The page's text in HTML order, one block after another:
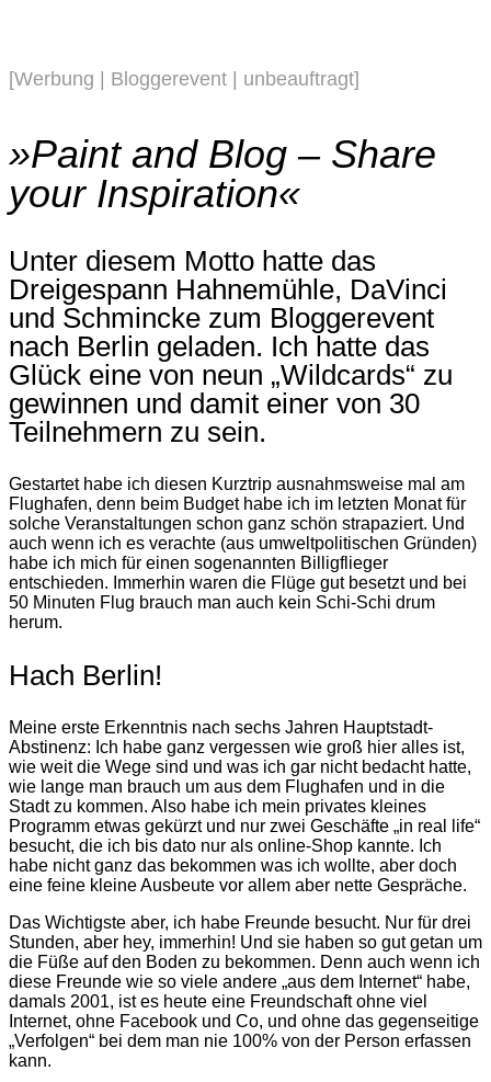
[Werbung | Bloggerevent | unbeauftragt]
»Paint and Blog – Share
your Inspiration«
Unter diesem Motto hatte das
Dreigespann Hahnemühle, DaVinci
und Schmincke zum Bloggerevent
nach Berlin geladen. Ich hatte das
Glück eine von neun „Wildcards“ zu
gewinnen und damit einer von 30
Teilnehmern zu sein.
Gestartet habe ich diesen Kurztrip ausnahmsweise mal am
Flughafen, denn beim Budget habe ich im letzten Monat für
solche Veranstaltungen schon ganz schön strapaziert. Und
auch wenn ich es verachte (aus umweltpolitischen Gründen)
habe ich mich für einen sogenannten Billigflieger
entschieden. Immerhin waren die Flüge gut besetzt und bei
50 Minuten Flug brauch man auch kein Schi-Schi drum
herum.
Hach Berlin!
Meine erste Erkenntnis nach sechs Jahren Hauptstadt-
Abstinenz: Ich habe ganz vergessen wie groß hier alles ist,
wie weit die Wege sind und was ich gar nicht bedacht hatte,
wie lange man brauch um aus dem Flughafen und in die
Stadt zu kommen. Also habe ich mein privates kleines
Programm etwas gekürzt und nur zwei Geschäfte „in real life“
besucht, die ich bis dato nur als online-Shop kannte. Ich
habe nicht ganz das bekommen was ich wollte, aber doch
eine feine kleine Ausbeute vor allem aber nette Gespräche.
Das Wichtigste aber, ich habe Freunde besucht. Nur für drei
Stunden, aber hey, immerhin! Und sie haben so gut getan um
die Füße auf den Boden zu bekommen. Denn auch wenn ich
diese Freunde wie so viele andere „aus dem Internet“ habe,
damals 2001, ist es heute eine Freundschaft ohne viel
Internet, ohne Facebook und Co, und ohne das gegenseitige
„Verfolgen“ bei dem man nie 100% von der Person erfassen
kann.